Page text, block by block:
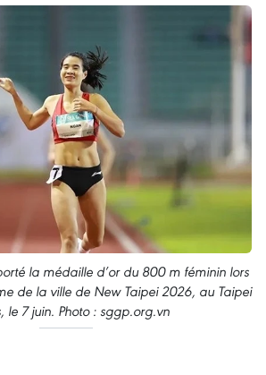
la médaille d’or du 800 m féminin lors
de la ville de New Taipei 2026, au Taipei
le 7 juin. Photo : sggp.org.vn